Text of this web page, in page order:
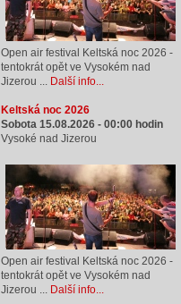
Open air festival Keltská noc 2026 -
tentokrát opět ve Vysokém nad
Jizerou ... Další info...
Keltská noc 2026
Sobota 15.08.2026 - 00:00 hodin
Vysoké nad Jizerou
Open air festival Keltská noc 2026 -
tentokrát opět ve Vysokém nad
Jizerou ... Další info...